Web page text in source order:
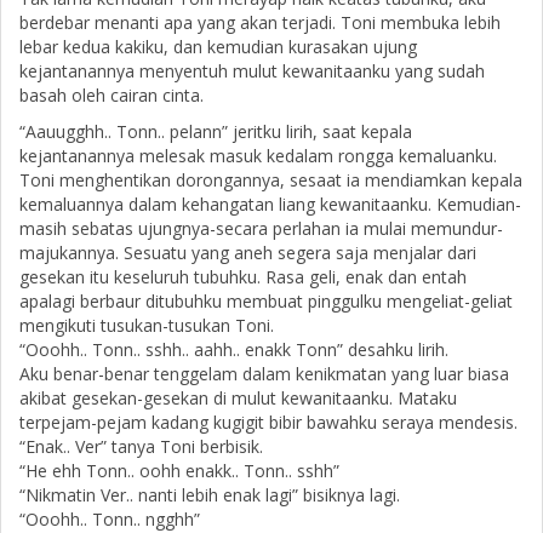
berdebar menanti apa yang akan terjadi. Toni membuka lebih
lebar kedua kakiku, dan kemudian kurasakan ujung
kejantanannya menyentuh mulut kewanitaanku yang sudah
basah oleh cairan cinta.
“Aauugghh.. Tonn.. pelann” jeritku lirih, saat kepala
kejantanannya melesak masuk kedalam rongga kemaluanku.
Toni menghentikan dorongannya, sesaat ia mendiamkan kepala
kemaluannya dalam kehangatan liang kewanitaanku. Kemudian-
masih sebatas ujungnya-secara perlahan ia mulai memundur-
majukannya. Sesuatu yang aneh segera saja menjalar dari
gesekan itu keseluruh tubuhku. Rasa geli, enak dan entah
apalagi berbaur ditubuhku membuat pinggulku mengeliat-geliat
mengikuti tusukan-tusukan Toni.
“Ooohh.. Tonn.. sshh.. aahh.. enakk Tonn” desahku lirih.
Aku benar-benar tenggelam dalam kenikmatan yang luar biasa
akibat gesekan-gesekan di mulut kewanitaanku. Mataku
terpejam-pejam kadang kugigit bibir bawahku seraya mendesis.
“Enak.. Ver” tanya Toni berbisik.
“He ehh Tonn.. oohh enakk.. Tonn.. sshh”
“Nikmatin Ver.. nanti lebih enak lagi” bisiknya lagi.
“Ooohh.. Tonn.. ngghh”